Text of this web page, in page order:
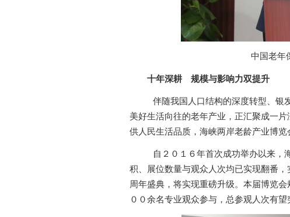
中国老年
十年深耕 规模与影响力双提升
伴随我国人口结构的深度转型、银
美好生活向往的老年产业，正汇聚成一片
供人民生活品质，海峡两岸老龄产业博览
自 ２０１６年首次成功举办以来，
积、展位数量与观众人次均已实现翻番
周年盛典，将实现重磅升级。本届博览会
００余名专业观众参与，总参观人次有望